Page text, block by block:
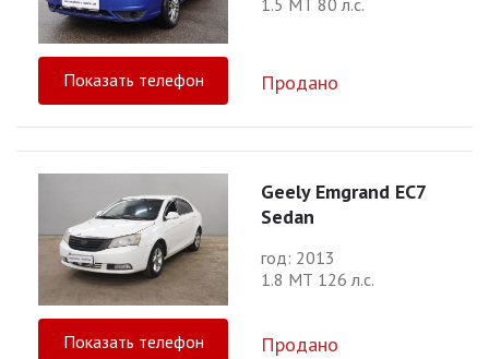
Показать телефон Продано
Geely Emgrand EC7
Sedan
год: 2013
1.8 МТ 126 л.с.
Показать телефон Продано